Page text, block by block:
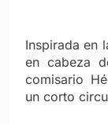
Inspirada en
en cabeza
comisario
un corto